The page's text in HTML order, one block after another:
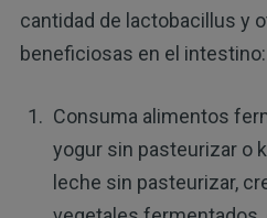
cantidad de lactobacillus y
beneficiosas en el intestino:
Consuma alimentos
yogur sin pasteurizar o
leche sin pasteurizar,